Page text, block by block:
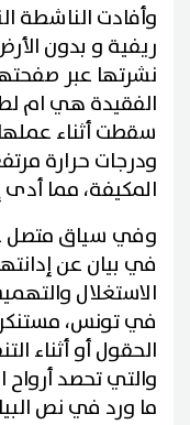
وأفادت الناشطة
ريفية و بدون
نشرتها عبر
الفقيدة هي ام
سقطت أثناء
ودرجات حرارة
المكيفة، مما أدى
وفي سياق متصل
في بيان عن
الاستغلال
في تونس،
الحقول أو أثناء
والتي تحصد
ما ورد في نص